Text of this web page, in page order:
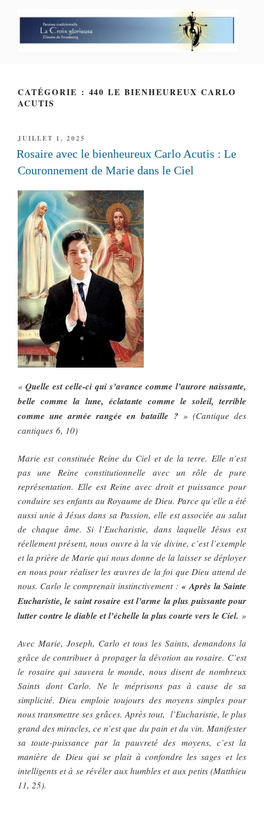
CATÉGORIE : 440 LE BIENHEUREUX CARLO
ACUTIS
PUBLIÉ
LE
JUILLET 1, 2025
Rosaire avec le bienheureux Carlo Acutis : Le
Couronnement de Marie dans le Ciel
« Quelle est celle-ci qui s’avance comme l’aurore naissante,
belle comme la lune, éclatante comme le soleil, terrible
comme une armée rangée en bataille ? » (Cantique des
cantiques 6, 10)
Marie est constituée Reine du Ciel et de la terre. Elle n’est
pas une Reine constitutionnelle avec un rôle de pure
représentation. Elle est Reine avec droit et puissance pour
conduire ses enfants au Royaume de Dieu. Parce qu’elle a été
aussi unie à Jésus dans sa Passion, elle est associée au salut
de chaque âme. Si l’Eucharistie, dans laquelle Jésus est
réellement présent, nous ouvre à la vie divine, c’est l’exemple
et la prière de Marie qui nous donne de la laisser se déployer
en nous pour réaliser les œuvres de la foi que Dieu attend de
nous. Carlo le comprenait instinctivement : « Après la Sainte
Eucharistie, le saint rosaire est l’arme la plus puissante pour
lutter contre le diable et l’échelle la plus courte vers le Ciel. »
Avec Marie, Joseph, Carlo et tous les Saints, demandons la
grâce de contribuer à propager la dévotion au rosaire. C’est
le rosaire qui sauvera le monde, nous disent de nombreux
Saints dont Carlo. Ne le méprisons pas à cause de sa
simplicité. Dieu emploie toujours des moyens simples pour
nous transmettre ses grâces. Après tout, l’Eucharistie, le plus
grand des miracles, ce n’est que du pain et du vin. Manifester
sa toute-puissance par la pauvreté des moyens, c’est la
manière de Dieu qui se plait à confondre les sages et les
intelligents et à se révéler aux humbles et aux petits (Matthieu
11, 25).